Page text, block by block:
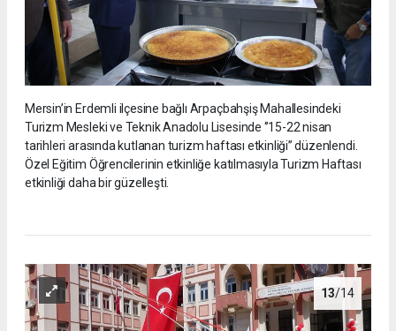
Mersin’in Erdemli ilçesine bağlı Arpaçbahşiş Mahallesindeki
Turizm Mesleki ve Teknik Anadolu Lisesinde ‘’15-22 nisan
tarihleri arasında kutlanan turizm haftası etkinliği’’ düzenlendi.
Özel Eğitim Öğrencilerinin etkinliğe katılmasıyla Turizm Haftası
etkinliği daha bir güzelleşti.
13/14